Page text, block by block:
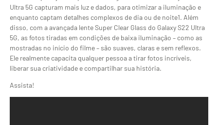
Ultra 5G capturam mais luz e dados, para otimizar a iluminação e
enquanto captam detalhes complexos de dia ou de noite1. Além
disso, com a avançada lente Super Clear Glass do Galaxy S22 Ultra
5G, as fotos tiradas em condições de baixa iluminação – como as
mostradas no início do filme – são suaves, claras e sem reflexos.
Ele realmente capacita qualquer pessoa a tirar fotos incríveis,
liberar sua criatividade e compartilhar sua história.
Assista!